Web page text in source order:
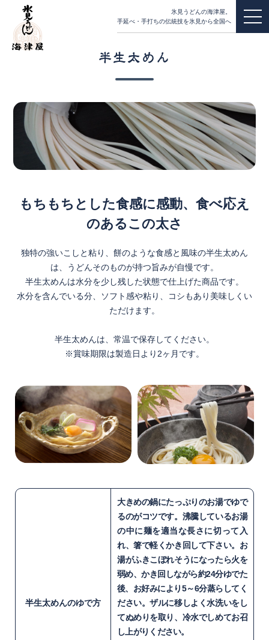
氷見うどんの海津屋。
手延べ・手打ちの伝統技を氷見から全国へ
半生太めん
もちもちとした食感に感動、食べ応え
のあるこの太さ
独特の強いこしと粘り、餅のような食感と風味の半生太めん
は、うどんそのものが持つ旨みが自慢です。
半生太めんは水分を少し残した状態で仕上げた商品です。
水分を含んでいる分、ソフト感や粘り、コシもあり美味しくい
ただけます。
半生太めんは、常温で保存してください。
※賞味期限は製造日より2ヶ月です。
半生太めんのゆで方
大きめの鍋にたっぷりのお湯でゆで
るのがコツです。沸騰しているお湯
の中に麺を適当な長さに切って入
れ、箸で軽くかき回して下さい。お
湯がふきこぼれそうになったら火を
弱め、かき回しながら約24分ゆでた
後、お好みにより5～6分蒸らしてく
ださい。ザルに移しよく水洗いをし
てぬめりを取り、冷水でしめてお召
し上がりください。